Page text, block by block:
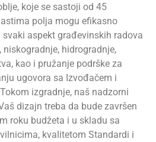
koje se sastoji od 45
polja mogu efikasno
aspekt građevinskih radova
hidrogradnje,
kao i pružanje podrške za
ugovora sa Izvođačem i
izgradnje, naš nadzorni
dizajn treba da bude završen
roku budžeta i u skladu sa
kvalitetom Standardi i